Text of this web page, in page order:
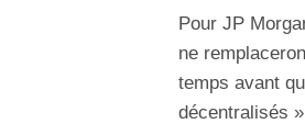
Pour JP
ne
temps avant
décentralisés